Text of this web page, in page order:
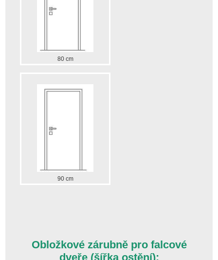
80 cm
90 cm
Obložkové zárubně pro falcové
dveře (šířka ostění):